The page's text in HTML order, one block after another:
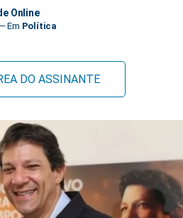
Online
Política
DO ASSINANTE